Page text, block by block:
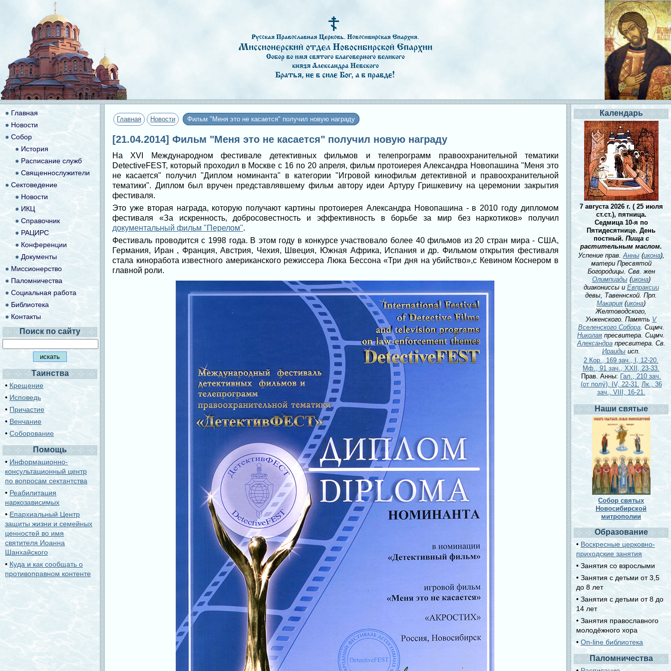
Главная Новости Фильм "Меня это не касается" получил новую награду
[21.04.2014] Фильм "Меня это не касается" получил новую награду
На XVI Международном фестивале детективных фильмов и телепрограмм правоохранительной тематики
DetectiveFEST, который проходил в Москве с 16 по 20 апреля, фильм протоиерея Александра Новопашина "Меня это
не касается" получил "Диплом номинанта" в категории "Игровой кинофильм детективной и правоохранительной
тематики". Диплом был вручен представлявшему фильм автору идеи Артуру Гришкевичу на церемонии закрытия
фестиваля.
Это уже вторая награда, которую получают картины протоиерея Александра Новопашина - в 2010 году дипломом
фестиваля «За искренность, добросовестность и эффективность в борьбе за мир без наркотиков» получил
документальный фильм "Перелом".
Фестиваль проводится с 1998 года. В этом году в конкурсе участвовало более 40 фильмов из 20 стран мира - США,
Германия, Иран , Франция, Австрия, Чехия, Швеция, Южная Африка, Испания и др. Фильмом открытия фестиваля
стала киноработа известного американского режиссера Люка Бессона «Три дня на убийство»,с Кевином Коснером в
главной роли.
● Главная
● Новости
● Собор
● История
● Расписание служб
● Священнослужители
● Сектоведение
● Новости
●ИКЦ
● Справочник
● РАЦИРС
● Конференции
● Документы
●Миссионерство
● Паломничества
●Социальная работа
● Библиотека
● Контакты
Поиск по сайту
Таинства
• Крещение
• Исповедь
• Причастие
• Венчание
• Соборование
Помощь
• Информационно-
консультационный центр
по вопросам сектантства
•Реабилитация
наркозависимых
•Епархиальный Центр
защиты жизни и семейных
ценностей во имя
святителя Иоанна
Шанхайского
• Куда и как сообщать о
противоправном контенте
Календарь
7 августа 2026 г. ( 25 июля
ст.ст.), пятница.
Седмица 10-я по
Пятидесятнице. День
постный. Пища с
растительным маслом.
Успение прав.Анны(икона),
матери Пресвятой
Богородицы. Свв. жен
Олимпиады(икона)
диакониссы и Евпраксии
девы, Тавеннской. Прп.
Макария (икона)
Желтоводского,
Унженского. Память V
Вселенского Собора. Сщмч.
Николая пресвитера. Сщмч.
Александрапресвитера. Св.
Ираиды исп.
2 Кор., 169 зач., I, 12-20.
Мф., 91 зач., XXII, 23-33.
Прав. Анны: Гал., 210 зач.
(от полу́), IV, 22-31. Лк., 36
зач., VIII, 16-21.
Наши святые
Собор святых
Новосибирской
митрополии
Образование
• Воскресные церковно-
приходские занятия
• Занятия со взрослыми
• Занятия с детьми от 3,5
до 8 лет
• Занятия с детьми от 8 до
14 лет
• Занятия православного
молодёжного хора
• On-line библиотека
Паломничества